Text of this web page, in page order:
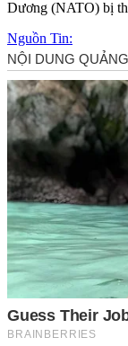
Dương (NATO) bị
Nguồn Tin: